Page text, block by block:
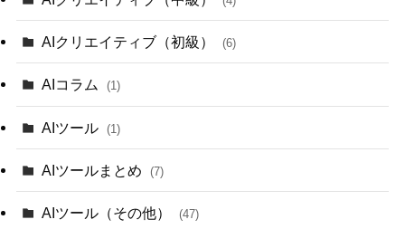
AIクリエイティブ（初級） (6)
AIコラム (1)
AIツール (1)
AIツールまとめ (7)
AIツール（その他） (47)